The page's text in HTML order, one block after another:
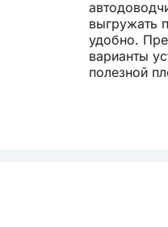
выгружать
удобно.
варианты
полезной